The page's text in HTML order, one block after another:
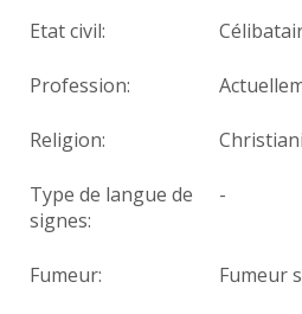
Etat civil:
Profession:
Religion:
Type de langue de
signes:
-
Fumeur: Fumeur